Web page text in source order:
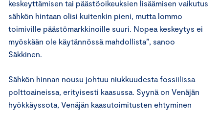
keskeyttämisen tai päästöoikeuksien lisäämisen vaikutus
sähkön hintaan olisi kuitenkin pieni, mutta lommo
toimiville päästömarkkinoille suuri. Nopea keskeytys ei
myöskään ole käytännössä mahdollista”, sanoo
Säkkinen.
Sähkön hinnan nousu johtuu niukkuudesta fossiilissa
polttoaineissa, erityisesti kaasussa. Syynä on Venäjän
hyökkäyssota, Venäjän kaasutoimitusten ehtyminen